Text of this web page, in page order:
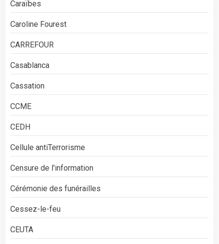
Caraïbes
Caroline Fourest
CARREFOUR
Casablanca
Cassation
CCME
CEDH
Cellule antiTerrorisme
Censure de l'information
Cérémonie des funérailles
Cessez-le-feu
CEUTA